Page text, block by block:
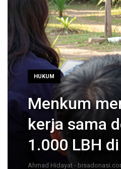
HUKUM
Menkum
kerja sama
1.000 LBH
Ahmad Hidayat -